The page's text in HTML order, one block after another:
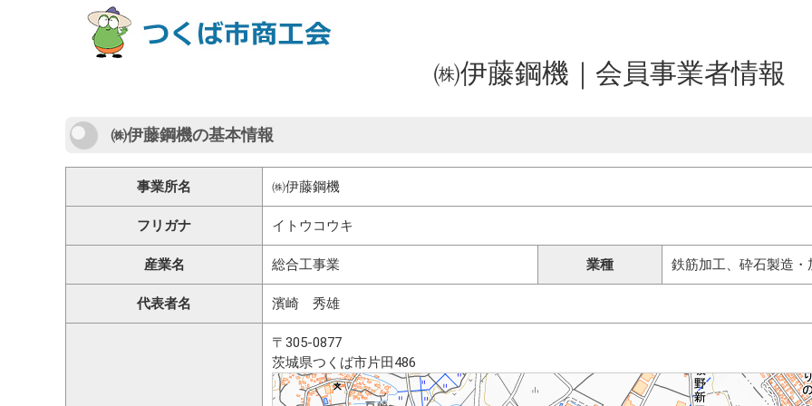
㈱伊藤鋼機｜会員事業者情報
㈱伊藤鋼機の基本情報
事業所名 ㈱伊藤鋼機
フリガナ イトウコウキ
産業名 総合工事業 業種 鉄筋加工、砕石製造・
代表者名 濱崎 秀雄
〒305-0877
茨城県つくば市片田486